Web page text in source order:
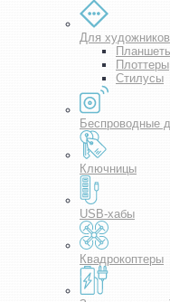
Для художников
Плоттеры
Стилусы
Беспроводные
Ключницы
USB-хабы
Квадрокоптеры